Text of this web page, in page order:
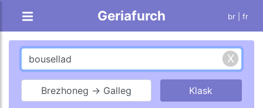
Geriafurch br | fr
Brezhoneg → Galleg